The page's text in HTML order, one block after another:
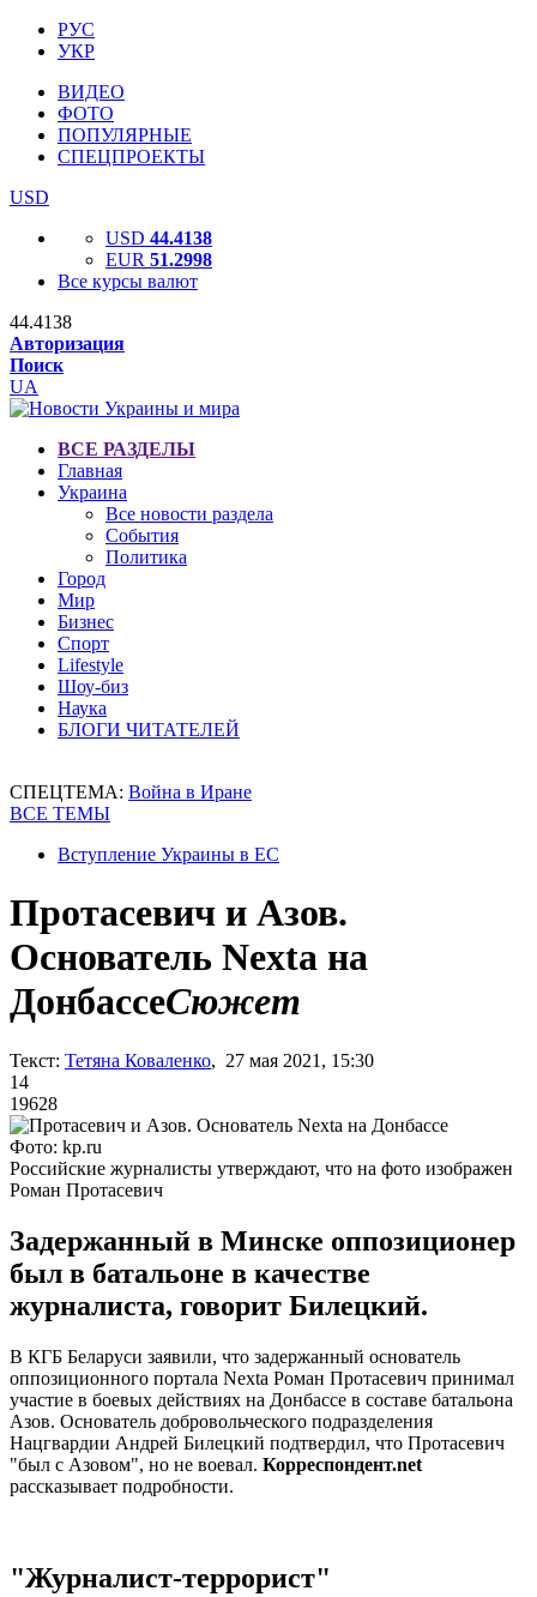
РУС
УКР
ВИДЕО
ФОТО
ПОПУЛЯРНЫЕ
СПЕЦПРОЕКТЫ
USD
USD 44.4138
EUR 51.2998
Все курсы валют
44.4138
Авторизация
Поиск
UA
ВСЕ РАЗДЕЛЫ
Главная
Украина
Все новости раздела
События
Политика
Город
Мир
Бизнес
Спорт
Lifestyle
Шоу-биз
Наука
БЛОГИ ЧИТАТЕЛЕЙ
СПЕЦТЕМА: Война в Иране
ВСЕ ТЕМЫ
Вступление Украины в ЕС
Протасевич и Азов.
Основатель Nexta на
ДонбассеСюжет
Текст: Тетяна Коваленко, 27 мая 2021, 15:30
14
19628
Фото: kp.ru
Российские журналисты утверждают, что на фото изображен
Роман Протасевич
Задержанный в Минске оппозиционер
был в батальоне в качестве
журналиста, говорит Билецкий.
В КГБ Беларуси заявили, что задержанный основатель
оппозиционного портала Nexta Роман Протасевич принимал
участие в боевых действиях на Донбассе в составе батальона
Азов. Основатель добровольческого подразделения
Нацгвардии Андрей Билецкий подтвердил, что Протасевич
"был с Азовом", но не воевал. Корреспондент.net
рассказывает подробности.
"Журналист-террорист"